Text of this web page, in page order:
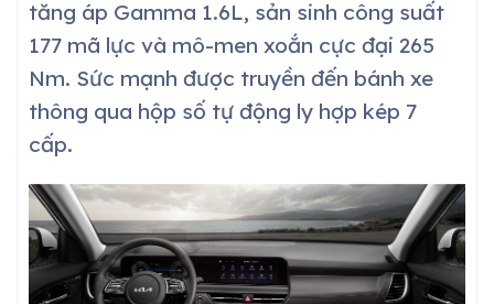
tăng áp Gamma 1.6L, sản sinh công suất
177 mã lực và mô-men xoắn cực đại 265
Nm. Sức mạnh được truyền đến bánh xe
thông qua hộp số tự động ly hợp kép 7
cấp.